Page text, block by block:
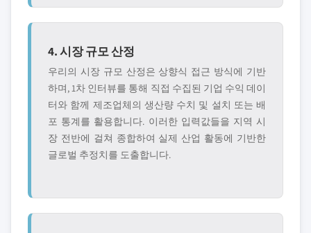
4. 시장 규모 산정
우리의 시장 규모 산정은 상향식 접근 방식에 기반
하며, 1차 인터뷰를 통해 직접 수집된 기업 수익 데이
터와 함께 제조업체의 생산량 수치 및 설치 또는 배
포 통계를 활용합니다. 이러한 입력값들을 지역 시
장 전반에 걸쳐 종합하여 실제 산업 활동에 기반한
글로벌 추정치를 도출합니다.